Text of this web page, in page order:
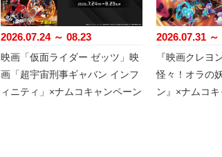
2026.07.24 ～ 08.23
映画「仮面ライダー ゼッツ」映
画「超宇宙刑事ギャバン インフ
ィニティ」×ナムコキャンペーン
2026.07.31 ～
『映画クレヨ
怪々！オラの
ン』×ナムコ